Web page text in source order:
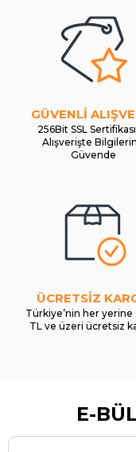
GÜVENLİ
256Bit SSL
Alışverişte
Güvende
ÜCRETSİZ
Türkiye’nin her yerine
TL ve üzeri ücretsiz
E-